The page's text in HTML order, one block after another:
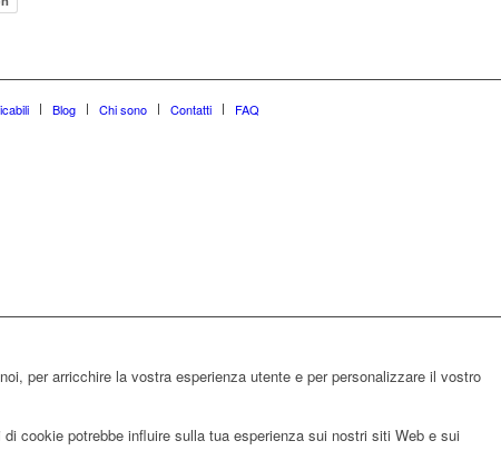
Blog Chi sono Contatti FAQ
per arricchire la vostra esperienza utente e per personalizzare il vostro
cookie potrebbe influire sulla tua esperienza sui nostri siti Web e sui